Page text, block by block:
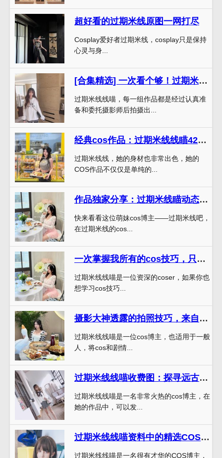
超好看的过期米线原图一网打尽
Cosplay爱好者过期米线，cosplay只是保持
心灵与身...
[合集精选] 一次看个够！过期米线线喵浴巾美图一网打尽
过期米线线喵，每一组作品都是经过认真准
备和委托摄影师后拍摄出...
经典cos作品：过期米线线瞄42套百度云的回顾与赏析
过期米线线，她的身材也非常出色，她的
COS作品不仅仅是单纯的...
作品独家分享：过期米线瞄动态图合集
快来看看这位萌妹cos博主——过期米线吧，
在过期米线的cos...
一次掌握我所有的cos技巧，只需下载《过期米线线喵图集2023》更新
过期米线线喵是一位资深的coser，如果你也
想学习cos技巧...
摄影大神透露的拍照技巧，来自过期米线线喵透明画像的原图分享
过期米线线喵是一位cos博主，也适用于一般
人，将cos和剧情...
过期米线线喵收费图：探寻远古文明的美图作品
过期米线线喵是一名非常火热的cos博主，在
她的作品中，可以发...
过期米线线喵资料中的精选COS作品：不容错过
过期米线线喵是一名很有才华的COS博主，